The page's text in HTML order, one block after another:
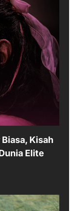
Kisah
Elite